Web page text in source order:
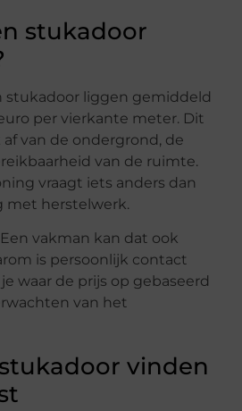
stukadoor
stukadoor liggen gemiddeld
per vierkante meter. Dit
van de ondergrond, de
van de ruimte.
vraagt iets anders dan
met herstelwerk.
vakman kan dat ook
is persoonlijk contact
waar de prijs op gebaseerd
van het
vinden